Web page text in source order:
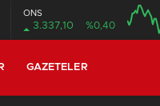
ONS
3.337,10 %0,40
GAZETELER